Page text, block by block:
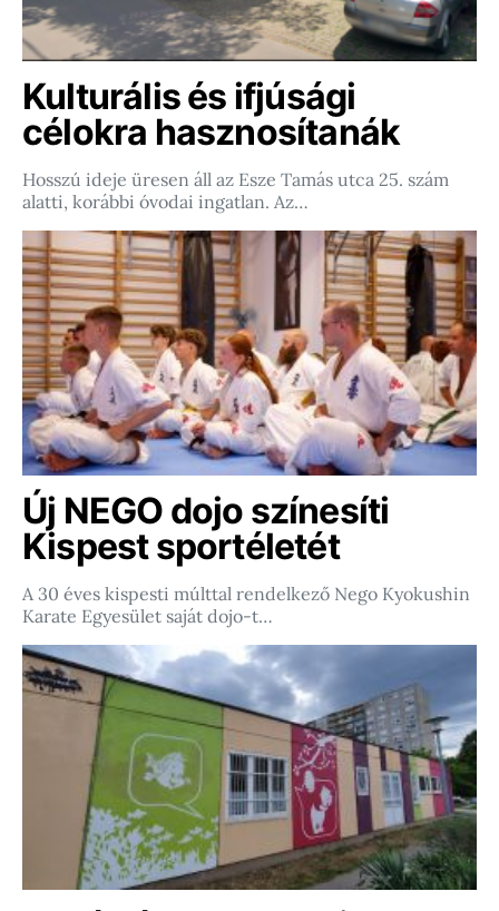
Kulturális és ifjúsági
célokra hasznosítanák
Hosszú ideje üresen áll az Esze Tamás utca 25. szám
alatti, korábbi óvodai ingatlan. Az…
Új NEGO dojo színesíti
Kispest sportéletét
A 30 éves kispesti múlttal rendelkező Nego Kyokushin
Karate Egyesület saját dojo-t…